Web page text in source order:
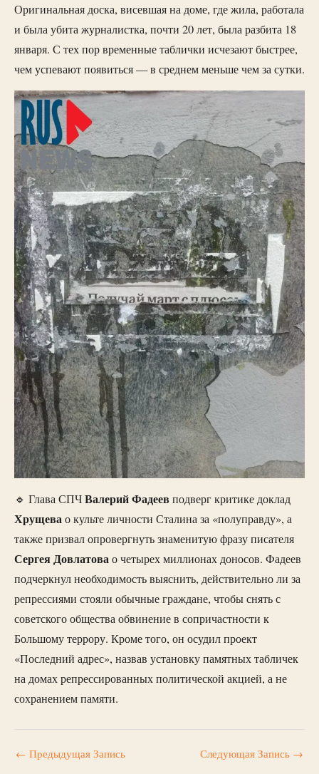
Оригинальная доска, висевшая на доме, где жила, работала
и была убита журналистка, почти 20 лет, была разбита 18
января. С тех пор временные таблички исчезают быстрее,
чем успевают появиться — в среднем меньше чем за сутки.
🔹 Глава СПЧВалерийФадеев подверг критике доклад
Хрущевао культе личности Сталина за «полуправду», а
также призвал опровергнуть знаменитую фразу писателя
Сергея Довлатовао четырех миллионах доносов. Фадеев
подчеркнул необходимость выяснить, действительно ли за
репрессиями стояли обычные граждане, чтобы снять с
советского общества обвинение в сопричастности к
Большому террору. Кроме того, он осудил проект
«Последний адрес», назвав установку памятных табличек
на домах репрессированных политической акцией, а не
сохранением памяти.
← Предыдущая Запись Следующая Запись →